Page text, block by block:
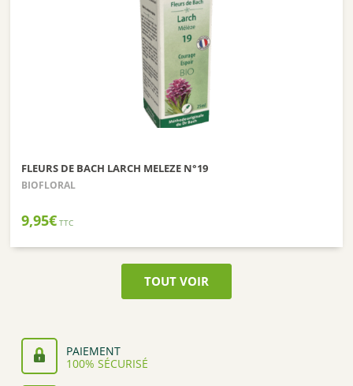
FLEURS DE BACH LARCH MELEZE N°19
BIOFLORAL
9,95€ TTC
TOUT VOIR
PAIEMENT
100% SÉCURISÉ